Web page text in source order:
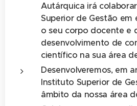
Autárquica irá
Superior de Gestão
o seu corpo docente e
desenvolvimento de
científico na sua área
Desenvolveremos, em
Instituto Superior de
âmbito da nossa área